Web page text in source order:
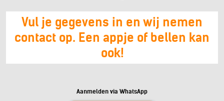
Vul je gegevens in en wij nemen
contact op. Een appje of bellen kan
ook!
Aanmelden via WhatsApp